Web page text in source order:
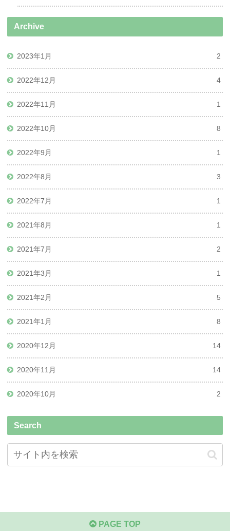
Archive
2023年1月 2
2022年12月 4
2022年11月 1
2022年10月 8
2022年9月 1
2022年8月 3
2022年7月 1
2021年8月 1
2021年7月 2
2021年3月 1
2021年2月 5
2021年1月 8
2020年12月 14
2020年11月 14
2020年10月 2
Search
PAGE TOP